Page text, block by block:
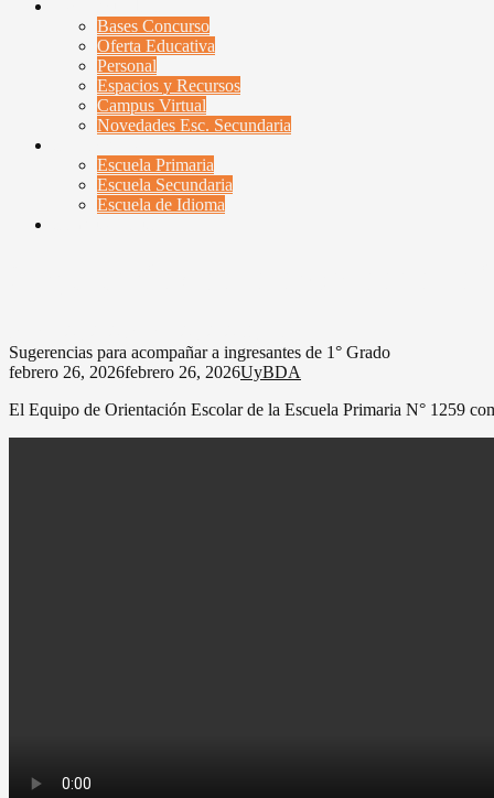
Bases Concurso
Oferta Educativa
Personal
Espacios y Recursos
Campus Virtual
Novedades Esc. Secundaria
Escuela Primaria
Escuela Secundaria
Escuela de Idioma
Sugerencias para acompañar a ingresantes de 1° Grado
febrero 26, 2026febrero 26, 2026UyBDA
El Equipo de Orientación Escolar de la Escuela Primaria N° 1259